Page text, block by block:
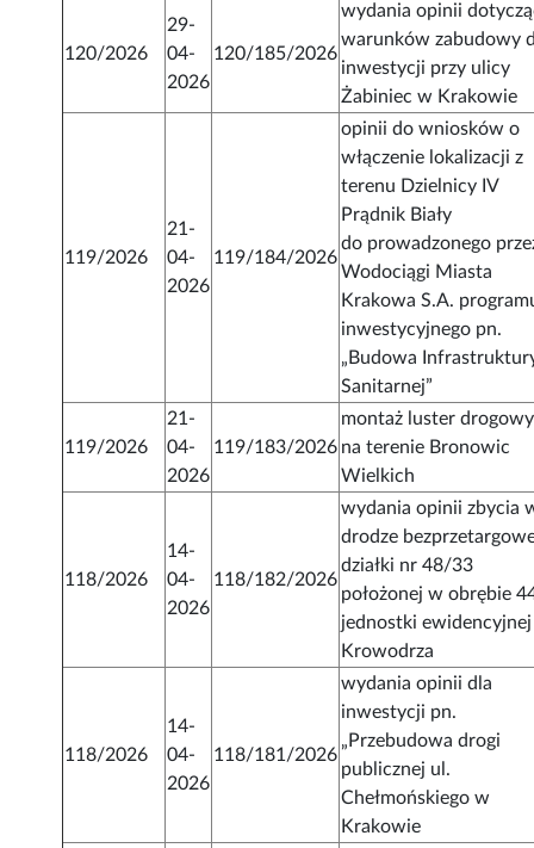
120/2026
29-
04-
2026
120/185/2026
wydania opinii
warunków zabudowy
inwestycji przy ulicy
Żabiniec w Krakowie
119/2026
21-
04-
2026
119/184/2026
opinii do wniosków o
włączenie lokalizacji z
terenu Dzielnicy IV
Prądnik Biały
do prowadzonego
Wodociągi Miasta
Krakowa S.A.
inwestycyjnego pn.
„Budowa
Sanitarnej”
119/2026
21-
04-
2026
119/183/2026
montaż luster
na terenie Bronowic
Wielkich
118/2026
14-
04-
2026
118/182/2026
wydania opinii zbycia
drodze
działki nr 48/33
położonej w obrębie
jednostki ewidencyjnej
Krowodrza
118/2026
14-
04-
2026
118/181/2026
wydania opinii dla
inwestycji pn.
„Przebudowa drogi
publicznej ul.
Chełmońskiego w
Krakowie